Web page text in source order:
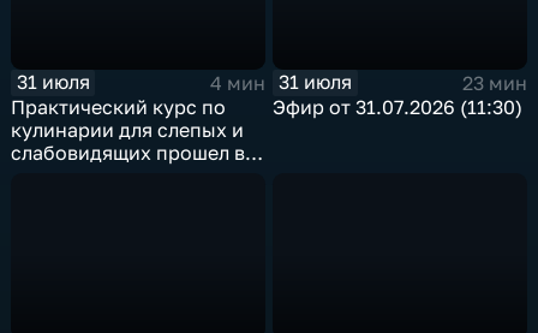
31 июля
4 мин
Практический курс по
кулинарии для слепых и
слабовидящих прошел в
31 июля
23 мин
Эфир от 31.07.2026 (11:30)